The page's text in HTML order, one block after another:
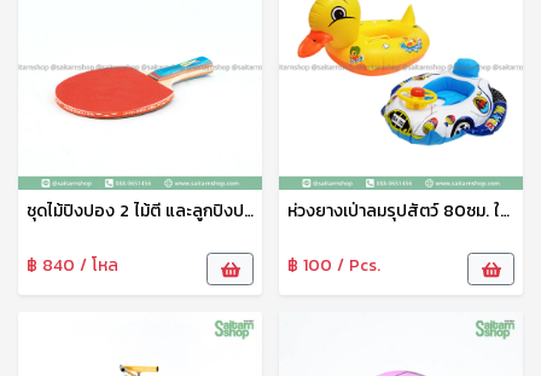
ชุดไม้ปิงปอง 2 ไม้ตี และลูกปิงปอง 3 ลูก พร้อมกระเป๋า No.15129 TL
฿ 840 / โหล
ห่วงยางเป่าลมรุปสัตว์ 80ซม. ใหญ่
฿ 100 / Pcs.